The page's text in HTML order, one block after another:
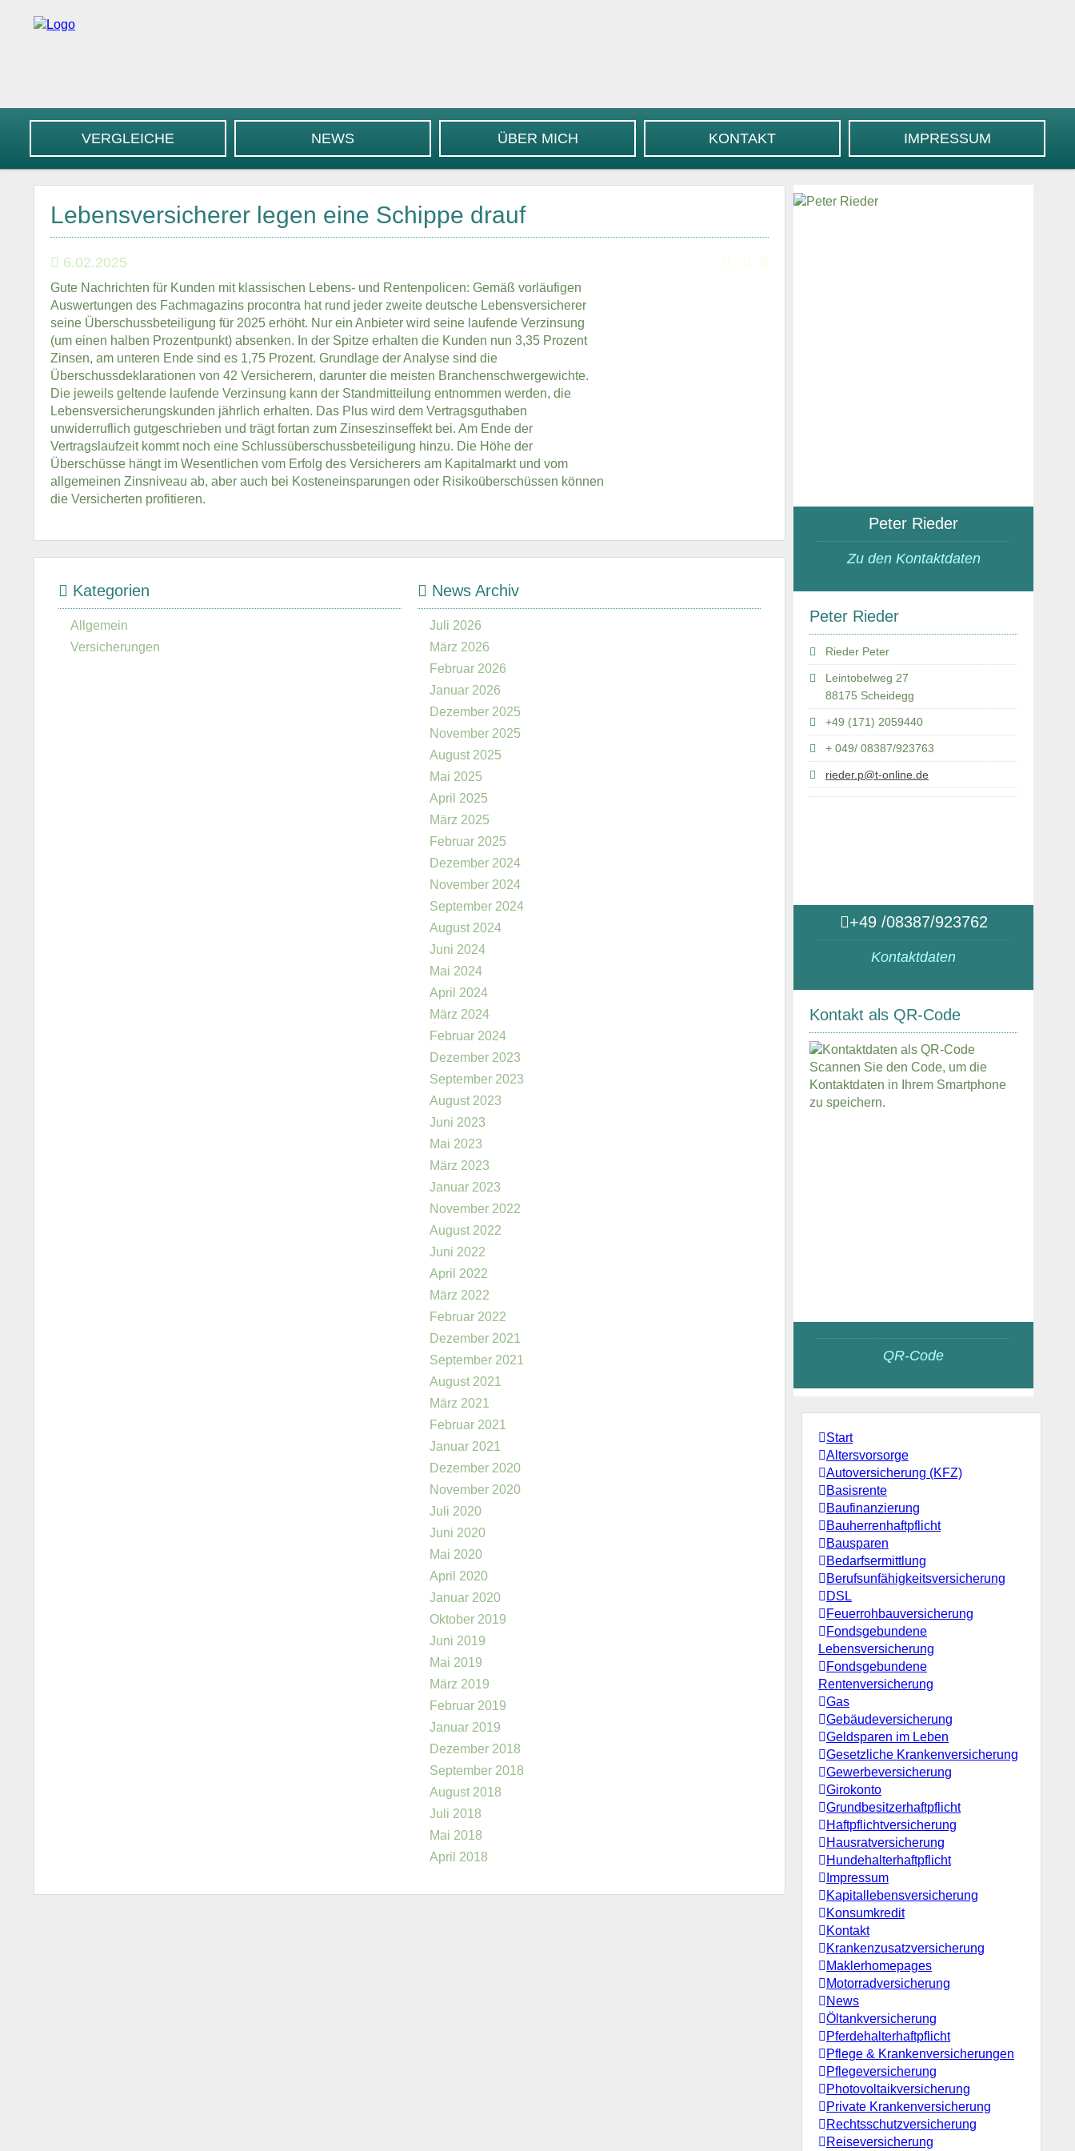
VERGLEICHE NEWS ÜBER MICH KONTAKT IMPRESSUM
Peter Rieder
Zu den Kontaktdaten
Peter Rieder
Rieder Peter
Leintobelweg 27
88175 Scheidegg
+49 (171) 2059440
+ 049/ 08387/923763
rieder.p@t-online.de
+49 /08387/923762
Kontaktdaten
Kontakt als QR-Code
Scannen Sie den Code, um die
Kontaktdaten in Ihrem Smartphone
zu speichern.
QR-Code
Start
Altersvorsorge
Autoversicherung (KFZ)
Basisrente
Baufinanzierung
Bauherrenhaftpflicht
Bausparen
Bedarfsermittlung
Berufs­unfähigkeitsversicherung
DSL
Feuerrohbauversicherung
Fondsgebundene
Lebensversicherung
Fondsgebundene
Rentenversicherung
Gas
Gebäudeversicherung
Geldsparen im Leben
Gesetzliche Krankenversicherung
Gewerbeversicherung
Girokonto
Grundbesitzerhaftpflicht
Haftpflichtversicherung
Hausratversicherung
Hundehalterhaftpflicht
Impressum
Kapitallebensversicherung
Konsumkredit
Kontakt
Krankenzusatzversicherung
Maklerhomepages
Motorradversicherung
News
Öltankversicherung
Pferdehalterhaftpflicht
Pflege & Krankenversicherungen
Pflegeversicherung
Photovoltaikversicherung
Private Krankenversicherung
Rechtsschutzversicherung
Reiseversicherung
Lebensversicherer legen eine Schippe drauf
6.02.2025
Gute Nachrichten für Kunden mit klassischen Lebens- und Rentenpolicen: Gemäß vorläufigen
Auswertungen des Fachmagazins procontra hat rund jeder zweite deutsche Lebensversicherer
seine Überschussbeteiligung für 2025 erhöht. Nur ein Anbieter wird seine laufende Verzinsung
(um einen halben Prozentpunkt) absenken. In der Spitze erhalten die Kunden nun 3,35 Prozent
Zinsen, am unteren Ende sind es 1,75 Prozent. Grundlage der Analyse sind die
Überschussdeklarationen von 42 Versicherern, darunter die meisten Branchenschwergewichte.
Die jeweils geltende laufende Verzinsung kann der Standmitteilung entnommen werden, die
Lebensversicherungskunden jährlich erhalten. Das Plus wird dem Vertragsguthaben
unwiderruflich gutgeschrieben und trägt fortan zum Zinseszinseffekt bei. Am Ende der
Vertragslaufzeit kommt noch eine Schlussüberschussbeteiligung hinzu. Die Höhe der
Überschüsse hängt im Wesentlichen vom Erfolg des Versicherers am Kapitalmarkt und vom
allgemeinen Zinsniveau ab, aber auch bei Kosteneinsparungen oder Risikoüberschüssen können
die Versicherten profitieren.
Kategorien
Allgemein
Versicherungen
News Archiv
Juli 2026
März 2026
Februar 2026
Januar 2026
Dezember 2025
November 2025
August 2025
Mai 2025
April 2025
März 2025
Februar 2025
Dezember 2024
November 2024
September 2024
August 2024
Juni 2024
Mai 2024
April 2024
März 2024
Februar 2024
Dezember 2023
September 2023
August 2023
Juni 2023
Mai 2023
März 2023
Januar 2023
November 2022
August 2022
Juni 2022
April 2022
März 2022
Februar 2022
Dezember 2021
September 2021
August 2021
März 2021
Februar 2021
Januar 2021
Dezember 2020
November 2020
Juli 2020
Juni 2020
Mai 2020
April 2020
Januar 2020
Oktober 2019
Juni 2019
Mai 2019
März 2019
Februar 2019
Januar 2019
Dezember 2018
September 2018
August 2018
Juli 2018
Mai 2018
April 2018